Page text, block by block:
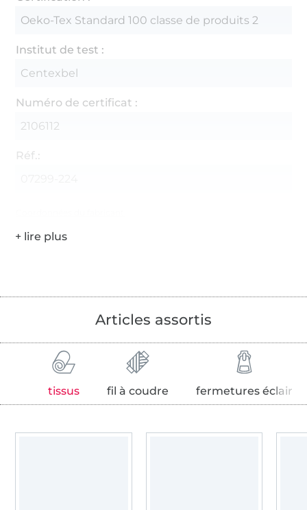
Oeko-Tex Standard 100 classe de produits 2
Institut de test :
Centexbel
Numéro de certificat :
2106112
Réf.:
Articles assortis
tissus fil à coudre fermetures éclair